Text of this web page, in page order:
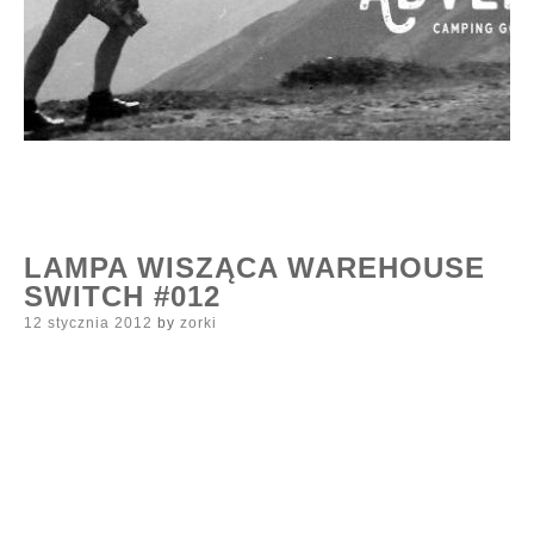
LAMPA WISZĄCA WAREHOUSE
SWITCH #012
Posted
12 stycznia 2012 by zorki